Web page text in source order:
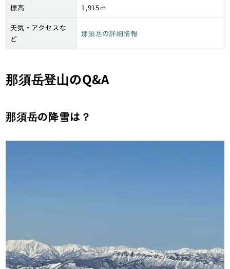
標高 1,915ｍ
天気・アクセスな
ど
那須岳の詳細情報
那須岳登山のQ&A
那須岳の降雪は？